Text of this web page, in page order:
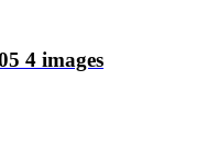
4 images